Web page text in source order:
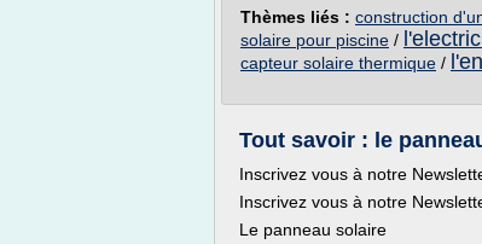
Thèmes liés : construction
solaire pour piscine /
capteur solaire thermique /
Tout savoir : le
Inscrivez vous à notre
Inscrivez vous à notre
Le panneau solaire